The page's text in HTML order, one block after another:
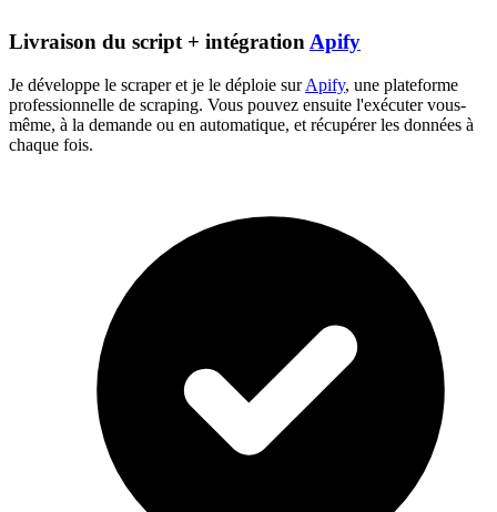
Livraison du script + intégration Apify
Je développe le scraper et je le déploie surApify, une plateforme
professionnelle de scraping. Vous pouvez ensuite l'exécuter vous-
même, à la demande ou en automatique, et récupérer les données à
chaque fois.